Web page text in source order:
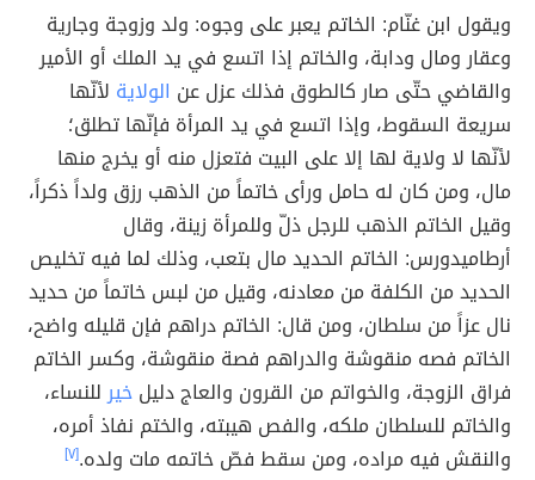
ويقول ابن غنّام: الخاتم يعبر على وجوه: ولد وزوجة وجارية
وعقار ومال ودابة، والخاتم إذا اتسع في يد الملك أو الأمير
والقاضي حتّى صار كالطوق فذلك عزل عن الولاية لأنّها
سريعة السقوط، وإذا اتسع في يد المرأة فإنّها تطلق؛
لأنّها لا ولاية لها إلا على البيت فتعزل منه أو يخرج منها
مال، ومن كان له حامل ورأى خاتماً من الذهب رزق ولداً ذكراً،
وقيل الخاتم الذهب للرجل ذلّ وللمرأة زينة، وقال
أرطاميدورس: الخاتم الحديد مال بتعب، وذلك لما فيه تخليص
الحديد من الكلفة من معادنه، وقيل من لبس خاتماً من حديد
نال عزاً من سلطان، ومن قال: الخاتم دراهم فإن قليله واضح،
الخاتم فصه منقوشة والدراهم فصة منقوشة، وكسر الخاتم
فراق الزوجة، والخواتم من القرون والعاج دليلخيرللنساء،
والخاتم للسلطان ملكه، والفص هيبته، والختم نفاذ أمره،
والنقش فيه مراده، ومن سقط فصّ خاتمه مات ولده.[٧]